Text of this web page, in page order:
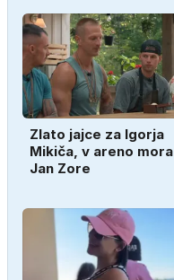
Zlato jajce za Igorja
Mikiča, v areno mora
Jan Zore